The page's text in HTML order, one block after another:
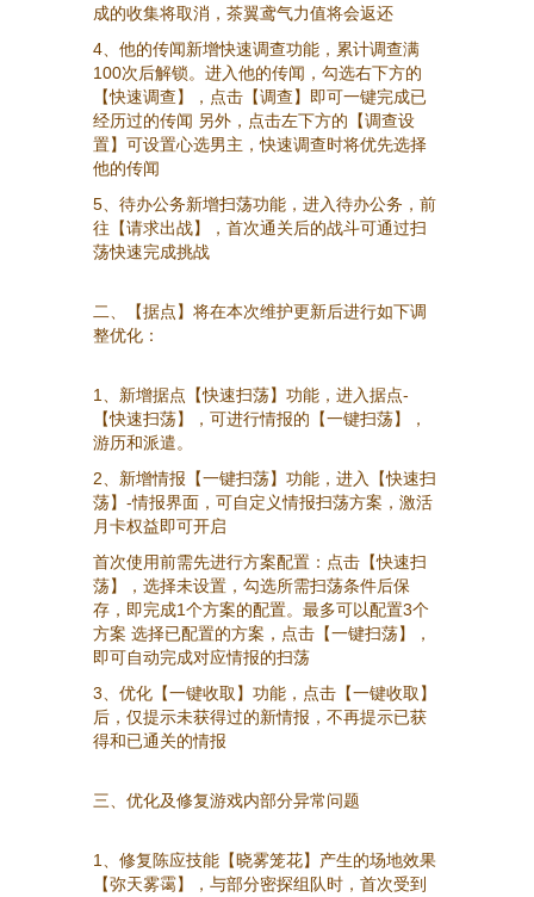
成的收集将取消，茶翼鸢气力值将会返还
4、他的传闻新增快速调查功能，累计调查满
100次后解锁。进入他的传闻，勾选右下方的
【快速调查】，点击【调查】即可一键完成已
经历过的传闻 另外，点击左下方的【调查设
置】可设置心选男主，快速调查时将优先选择
他的传闻
5、待办公务新增扫荡功能，进入待办公务，前
往【请求出战】，首次通关后的战斗可通过扫
荡快速完成挑战
二、【据点】将在本次维护更新后进行如下调
整优化：
1、新增据点【快速扫荡】功能，进入据点-
【快速扫荡】，可进行情报的【一键扫荡】，
游历和派遣。
2、新增情报【一键扫荡】功能，进入【快速扫
荡】-情报界面，可自定义情报扫荡方案，激活
月卡权益即可开启
首次使用前需先进行方案配置：点击【快速扫
荡】，选择未设置，勾选所需扫荡条件后保
存，即完成1个方案的配置。最多可以配置3个
方案 选择已配置的方案，点击【一键扫荡】，
即可自动完成对应情报的扫荡
3、优化【一键收取】功能，点击【一键收取】
后，仅提示未获得过的新情报，不再提示已获
得和已通关的情报
三、优化及修复游戏内部分异常问题
1、修复陈应技能【晓雾笼花】产生的场地效果
【弥天雾霭】，与部分密探组队时，首次受到